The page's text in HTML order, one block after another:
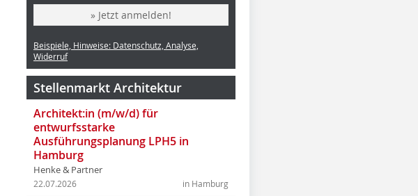
» Jetzt anmelden!
Beispiele, Hinweise: Datenschutz, Analyse,
Widerruf
Stellenmarkt Architektur
Architekt:in (m/w/d) für
entwurfsstarke
Ausführungsplanung LPH5 in
Hamburg
Henke & Partner
in Hamburg
22.07.2026